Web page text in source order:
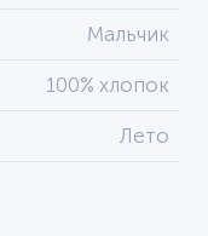
Мальчик
100% хлопок
Лето